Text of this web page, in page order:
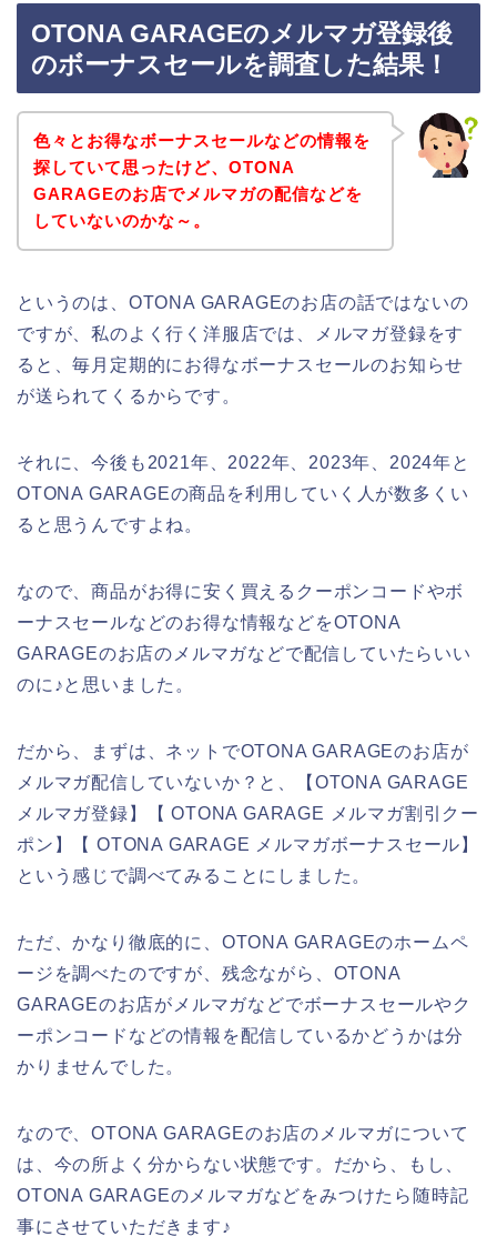
OTONA GARAGEのメルマガ登録後
のボーナスセールを調査した結果！
色々とお得なボーナスセールなどの情報を
探していて思ったけど、OTONA
GARAGEのお店でメルマガの配信などを
していないのかな～。
というのは、OTONA GARAGEのお店の話ではないの
ですが、私のよく行く洋服店では、メルマガ登録をす
ると、毎月定期的にお得なボーナスセールのお知らせ
が送られてくるからです。
それに、今後も2021年、2022年、2023年、2024年と
OTONA GARAGEの商品を利用していく人が数多くい
ると思うんですよね。
なので、商品がお得に安く買えるクーポンコードやボ
ーナスセールなどのお得な情報などをOTONA
GARAGEのお店のメルマガなどで配信していたらいい
のに♪と思いました。
だから、まずは、ネットでOTONA GARAGEのお店が
メルマガ配信していないか？と、【OTONA GARAGE
メルマガ登録】【 OTONA GARAGE メルマガ割引クー
ポン】【 OTONA GARAGE メルマガボーナスセール】
という感じで調べてみることにしました。
ただ、かなり徹底的に、OTONA GARAGEのホームペ
ージを調べたのですが、残念ながら、OTONA
GARAGEのお店がメルマガなどでボーナスセールやク
ーポンコードなどの情報を配信しているかどうかは分
かりませんでした。
なので、OTONA GARAGEのお店のメルマガについて
は、今の所よく分からない状態です。だから、もし、
OTONA GARAGEのメルマガなどをみつけたら随時記
事にさせていただきます♪